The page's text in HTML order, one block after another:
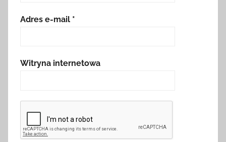
Adres e-mail *
Witryna internetowa